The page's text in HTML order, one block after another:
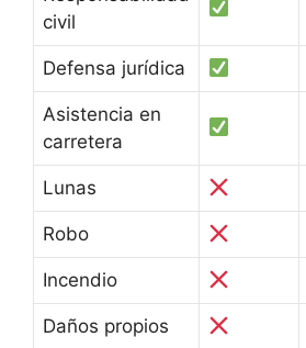
civil
Defensa jurídica
Asistencia en
carretera
Lunas
Robo
Incendio
Daños propios